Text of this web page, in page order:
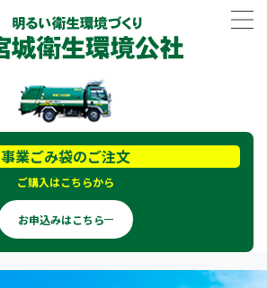
事業ごみ袋のご注文
ご購入はこちらから
お申込みはこちら